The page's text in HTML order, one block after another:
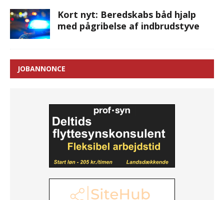
Kort nyt: Beredskabs båd hjalp
med pågribelse af indbrudstyve
JOBANNONCE